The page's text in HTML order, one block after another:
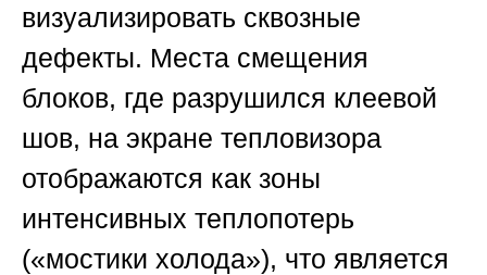
визуализировать сквозные
дефекты. Места смещения
блоков, где разрушился клеевой
шов, на экране тепловизора
отображаются как зоны
интенсивных теплопотерь
(«мостики холода»), что является